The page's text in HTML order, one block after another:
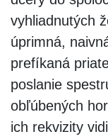
vyhliadnutých
úprimná,
prefíkaná
poslanie
obľúbených
ich rekvizity